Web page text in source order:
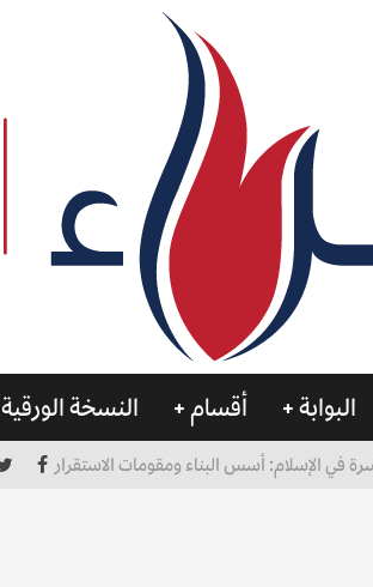
البوابة أقسام النسخة الورقية
في الإسلام: أسس البناء ومقومات الاستقرار